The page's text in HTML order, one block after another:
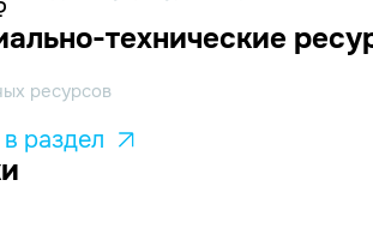
технические
ресурсов
раздел